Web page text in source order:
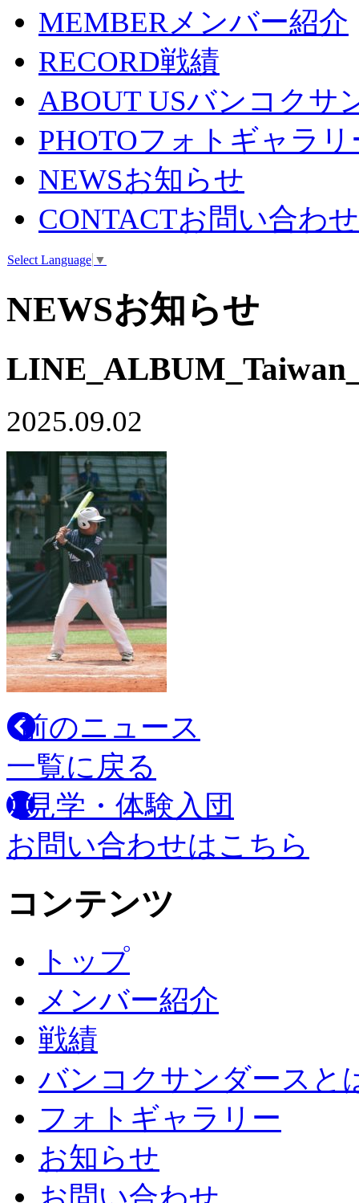
MEMBERメンバー紹介
RECORD戦績
ABOUT USバンコクサ
PHOTOフォトギャラリ
NEWSお知らせ
CONTACTお問い合わせ
Select Language ▼
NEWSお知らせ
2025.09.02
前のニュース
一覧に戻る
見学・体験入団
お問い合わせはこちら
コンテンツ
トップ
メンバー紹介
戦績
バンコクサンダースと
フォトギャラリー
お知らせ